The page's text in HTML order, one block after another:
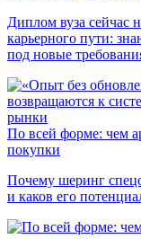
Диплом вуза сейчас
карьерного пути:
под новые
рынки
По всей форме: чем
покупки
Почему шеринг
и каков его